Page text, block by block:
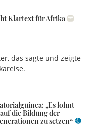
Klartext für Afrika
das sagte und zeigte
„Es lohnt
die Bildung der
zu setzen“